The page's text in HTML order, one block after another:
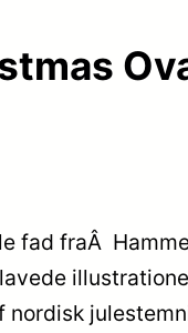
fad fraÂ